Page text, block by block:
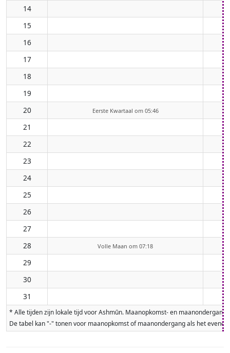
14
15
16
17
18
19
20
Eerste Kwartaal om 05:46
21
22
23
24
25
26
27
28
Volle Maan om 07:18
29
30
31
* Alle tijden zijn lokale tijd voor Ashmūn. Maanopkomst- en
De tabel kan "-" tonen voor maanopkomst of maanondergang als het